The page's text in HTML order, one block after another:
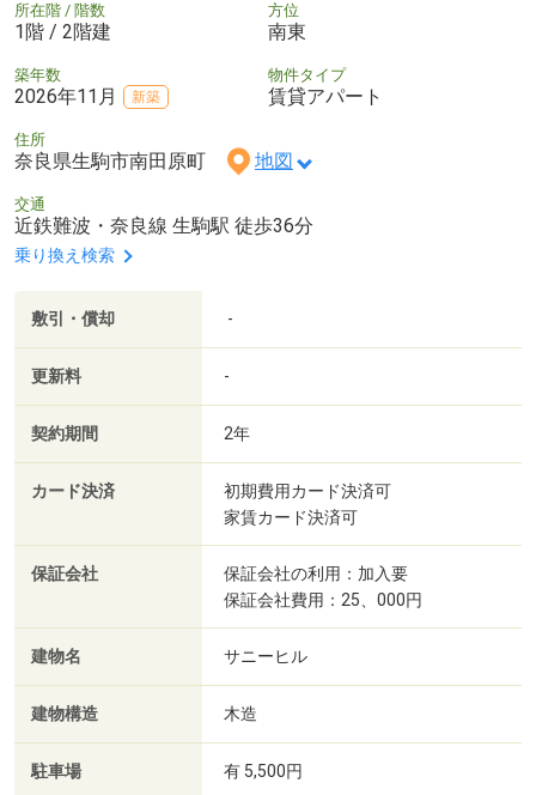
所在階 / 階数
1階 / 2階建
方位
南東
築年数
2026年11月 新築
物件タイプ
賃貸アパート
住所
奈良県生駒市南田原町 地図
交通
近鉄難波・奈良線 生駒駅 徒歩36分
乗り換え検索
敷引・償却 -
更新料 -
契約期間 2年
カード決済
初期費用カード決済可
家賃カード決済可
保証会社
保証会社の利用：加入要
保証会社費用：25、000円
建物名 サニーヒル
建物構造 木造
駐車場 有 5,500円